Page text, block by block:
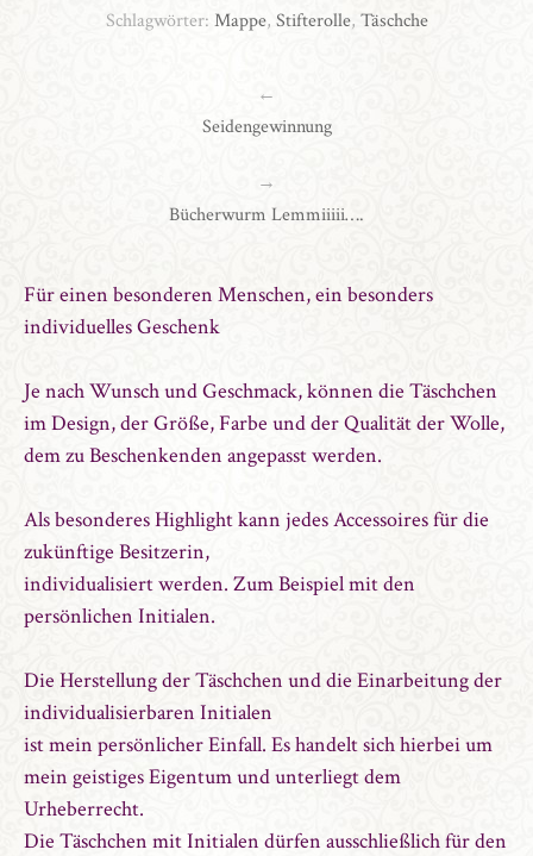
Für einen besonderen Menschen, ein besonders
individuelles Geschenk
Je nach Wunsch und Geschmack, können die Täschchen
im Design, der Größe, Farbe und der Qualität der Wolle,
dem zu Beschenkenden angepasst werden.
Als besonderes Highlight kann jedes Accessoires für die
zukünftige Besitzerin,
individualisiert werden. Zum Beispiel mit den
persönlichen Initialen.
Die Herstellung der Täschchen und die Einarbeitung der
individualisierbaren Initialen
ist mein persönlicher Einfall. Es handelt sich hierbei um
mein geistiges Eigentum und unterliegt dem
Urheberrecht.
Die Täschchen mit Initialen dürfen ausschließlich für den
Schlagwörter: Mappe, Stifterolle, Täschche
←
Seidengewinnung
→
Bücherwurm Lemmiiiii….